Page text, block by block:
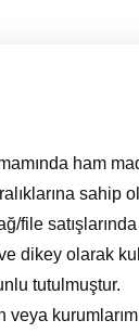
ham
file
dikey olarak
tutulmuştur.